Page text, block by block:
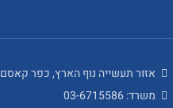
אזור תעשייה נוף הארץ, כפר קאסם
משרד: 03-6715586